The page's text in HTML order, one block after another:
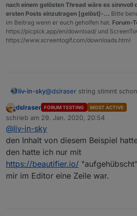
    "name": "table",
    "read": true,
    "write": false,
    "type": "string",
    "role": "value"
  "ts": 1580309439509,
"_id":
  "acl": {
    "object": 1636,
    "state": 1636,
"owner":
"ownerGroup":
nach einem gelösten Thread wäre es
ersten Posts einzutragen [gelöst]-... Bitte
im Beitrag wenn er euch geholfen hat. Forum-
https://picpick.app/en/download/ und
https://www.screentogif.com/downloads.html
liv-in-sky@dslraser string stimmt
Offline
dslraser FORUM TESTING MOST ACTIVE
schrieb am 29. Jan. 2020, 20:54
zuletzt editiert von
@liv-in-sky
den Inhalt von diesem Beispiel
den hatte ich nur mit
https://beautifier.io/
mir im Editor eine Zeile war.